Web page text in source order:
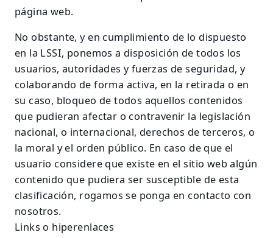
página web.
No obstante, y en cumplimiento de lo dispuesto
en la LSSI, ponemos a disposición de todos los
usuarios, autoridades y fuerzas de seguridad, y
colaborando de forma activa, en la retirada o en
su caso, bloqueo de todos aquellos contenidos
que pudieran afectar o contravenir la legislación
nacional, o internacional, derechos de terceros, o
la moral y el orden público. En caso de que el
usuario considere que existe en el sitio web algún
contenido que pudiera ser susceptible de esta
clasificación, rogamos se ponga en contacto con
nosotros.
Links o hiperenlaces